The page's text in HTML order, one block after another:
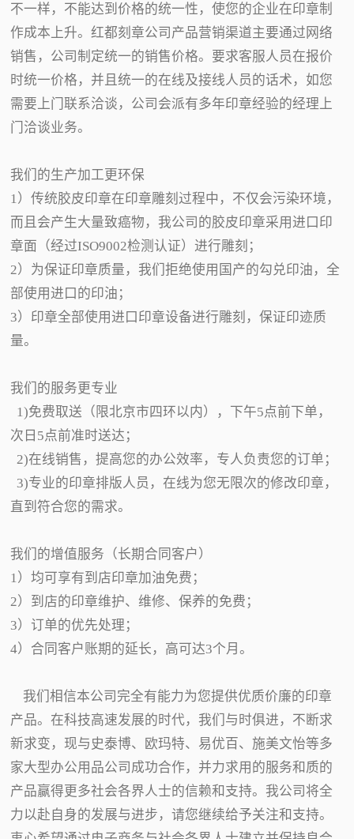
不一样，不能达到价格的统一性，使您的企业在印章制
作成本上升。红都刻章公司产品营销渠道主要通过网络
销售，公司制定统一的销售价格。要求客服人员在报价
时统一价格，并且统一的在线及接线人员的话术，如您
需要上门联系洽谈，公司会派有多年印章经验的经理上
门洽谈业务。
我们的生产加工更环保
1）传统胶皮印章在印章雕刻过程中，不仅会污染环境，
而且会产生大量致癌物，我公司的胶皮印章采用进口印
章面（经过ISO9002检测认证）进行雕刻；
2）为保证印章质量，我们拒绝使用国产的勾兑印油，全
部使用进口的印油；
3）印章全部使用进口印章设备进行雕刻，保证印迹质
量。
我们的服务更专业
1)免费取送（限北京市四环以内），下午5点前下单，
次日5点前准时送达；
2)在线销售，提高您的办公效率，专人负责您的订单；
3)专业的印章排版人员，在线为您无限次的修改印章，
直到符合您的需求。
我们的增值服务（长期合同客户）
1）均可享有到店印章加油免费；
2）到店的印章维护、维修、保养的免费；
3）订单的优先处理；
4）合同客户账期的延长，高可达3个月。
我们相信本公司完全有能力为您提供优质价廉的印章
产品。在科技高速发展的时代，我们与时俱进，不断求
新求变，现与史泰博、欧玛特、易优百、施美文怡等多
家大型办公用品公司成功合作，并力求用的服务和质的
产品赢得更多社会各界人士的信赖和支持。我公司将全
力以赴自身的发展与进步，请您继续给予关注和支持。